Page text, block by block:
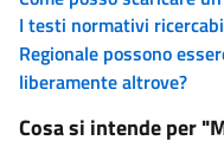
I testi normativi
Regionale possono
liberamente altrove?
Cosa si intende per